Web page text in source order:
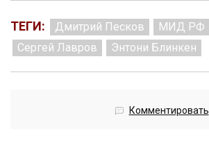
ТЕГИ: Дмитрий Песков
МИД РФ
Сергей Лавров
Энтони Блинкен
Комментировать